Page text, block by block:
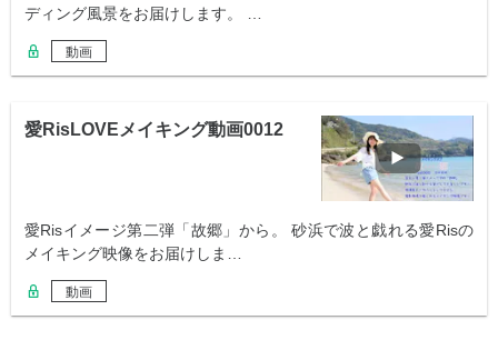
ディング風景をお届けします。 …
動画
愛RisLOVEメイキング動画0012
愛Risイメージ第二弾「故郷」から。 砂浜で波と戯れる愛Risの
メイキング映像をお届けしま…
動画